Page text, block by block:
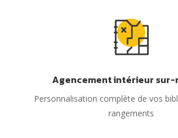
Agencement intérieur sur-
Personnalisation complète de vos
rangements